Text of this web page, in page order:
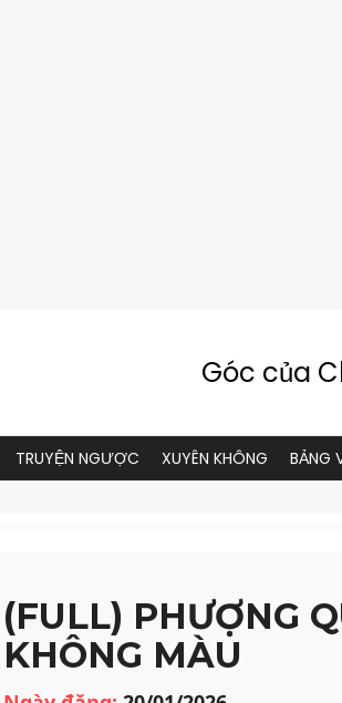
Góc của
TRUYỆN NGƯỢC XUYÊN KHÔNG BẢNG
(FULL) PHƯỢNG
KHÔNG MÀU